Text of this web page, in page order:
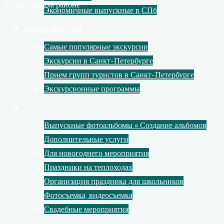
Экономичные выпускные в СПб
Самые популярные экскурсии
Экскурсии в Санкт-Петербурге
Прием групп туристов в Санкт-Петербурге
Экскурсионные программы
Выпускные фотоальбомы » Создание альбомов
Дополнительные услуги
Для новогоднего мероприятия
Праздники на теплоходах
Организация праздника для школьников
Фотосъемка, видеосъемка
Свадебные мероприятия
Всеволожском районе